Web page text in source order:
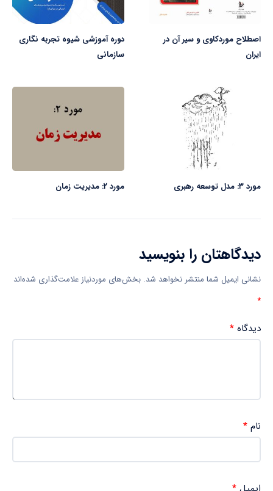
اصطلاح موردکاوی و سیر آن در
ایران
دوره آموزشی شیوه تجربه نگاری
سازمانی
مورد ۳: مدل توسعه رهبری مورد ۲: مدیریت زمان
دیدگاهتان را بنویسید
نشانی ایمیل شما منتشر نخواهد شد. بخش‌های موردنیاز علامت‌گذاری شده‌اند
*
دیدگاه *
نام *